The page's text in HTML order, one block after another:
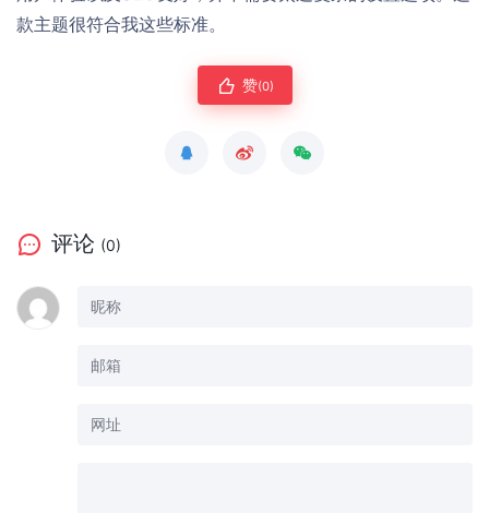
款主题很符合我这些标准。
赞(0)
评论 (0)